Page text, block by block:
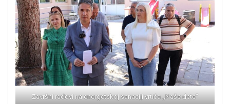
Završni radovi na energetskoj sanaciji vrtića ,,Naše dete“